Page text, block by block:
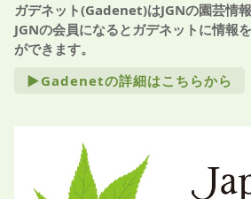
ガデネット(Gadenet)はJGNの園芸情報
JGNの会員になるとガデネットに情報
ができます。
►Gadenetの詳細はこちらから